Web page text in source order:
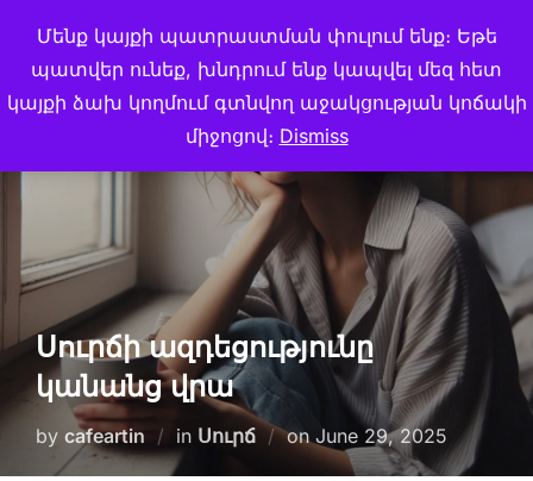
Մենք կայքի պատրաստման փուլում ենք։ Եթե
պատվեր ունեք, խնդրում ենք կապվել մեզ հետ
կայքի ձախ կողմում գտնվող աջակցության կոճակի
միջոցով։ Dismiss
content
CAFE ARTIN
Search
for:
Սուրճի ազդեցությունը
կանանց վրա
by cafeartin in Սուրճ onPosted
on
June 29, 2025